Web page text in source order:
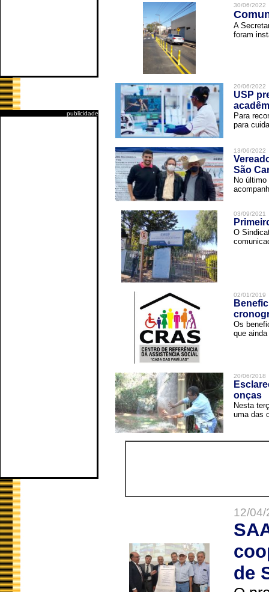
publicidade
30/06/2022
A
foram
20/06/2022
USP
Para
para
13/06/2022
São
No
03/09/2021
O
02/01/2019
Os
que
20/06/2018
onças
Nesta
uma das
12/
de